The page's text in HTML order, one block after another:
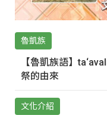
魯凱族
【魯凱族語】
祭的由來
文化介紹